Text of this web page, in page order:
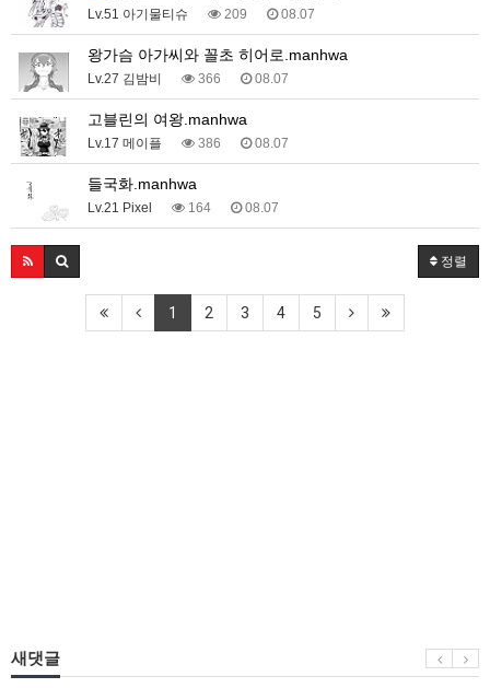
Lv.51 아기물티슈 209 08.07
왕가슴 아가씨와 꼴초 히어로.manhwa
Lv.27 김밤비 366 08.07
고블린의 여왕.manhwa
Lv.17 메이플 386 08.07
들국화.manhwa
Lv.21 Pixel 164 08.07
정렬
1 2 3 4 5
새댓글